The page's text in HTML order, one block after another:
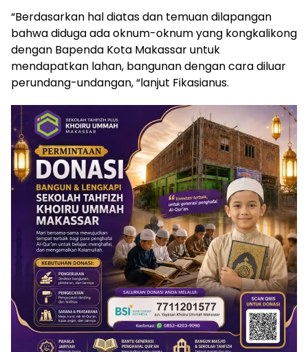
“Berdasarkan hal diatas dan temuan dilapangan
bahwa diduga ada oknum-oknum yang kongkalikong
dengan Bapenda Kota Makassar untuk
mendapatkan lahan, bangunan dengan cara diluar
perundang-undangan, “lanjut Fikasianus.